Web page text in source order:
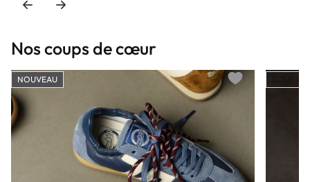
Nos coups de cœur
NOUVEAU
Add to wishlist